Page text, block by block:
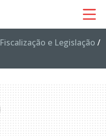
Fiscalização e Legislação /